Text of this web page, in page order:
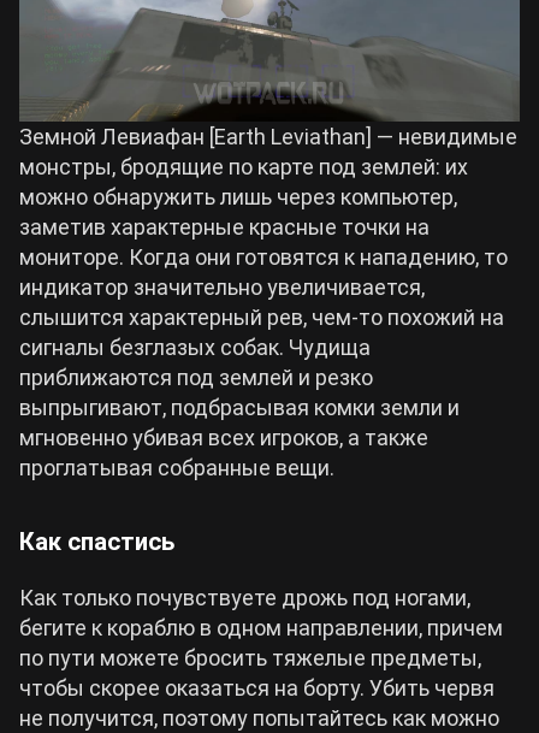
Земной Левиафан [Earth Leviathan] — невидимые
монстры, бродящие по карте под землей: их
можно обнаружить лишь через компьютер,
заметив характерные красные точки на
мониторе. Когда они готовятся к нападению, то
индикатор значительно увеличивается,
слышится характерный рев, чем-то похожий на
сигналы безглазых собак. Чудища
приближаются под землей и резко
выпрыгивают, подбрасывая комки земли и
мгновенно убивая всех игроков, а также
проглатывая собранные вещи.
Как спастись
Как только почувствуете дрожь под ногами,
бегите к кораблю в одном направлении, причем
по пути можете бросить тяжелые предметы,
чтобы скорее оказаться на борту. Убить червя
не получится, поэтому попытайтесь как можно